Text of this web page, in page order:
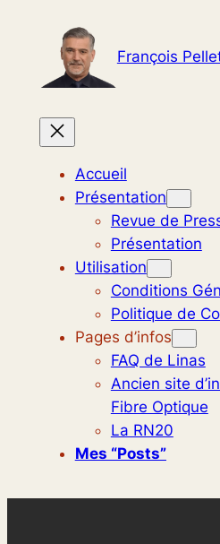
contenu
François
Accueil
Présentation
Revue de
Présentation
Utilisation
Conditions
Politique de
Pages d’infos
FAQ de Linas
Ancien site
Fibre Optique
La RN20
Mes “posts”